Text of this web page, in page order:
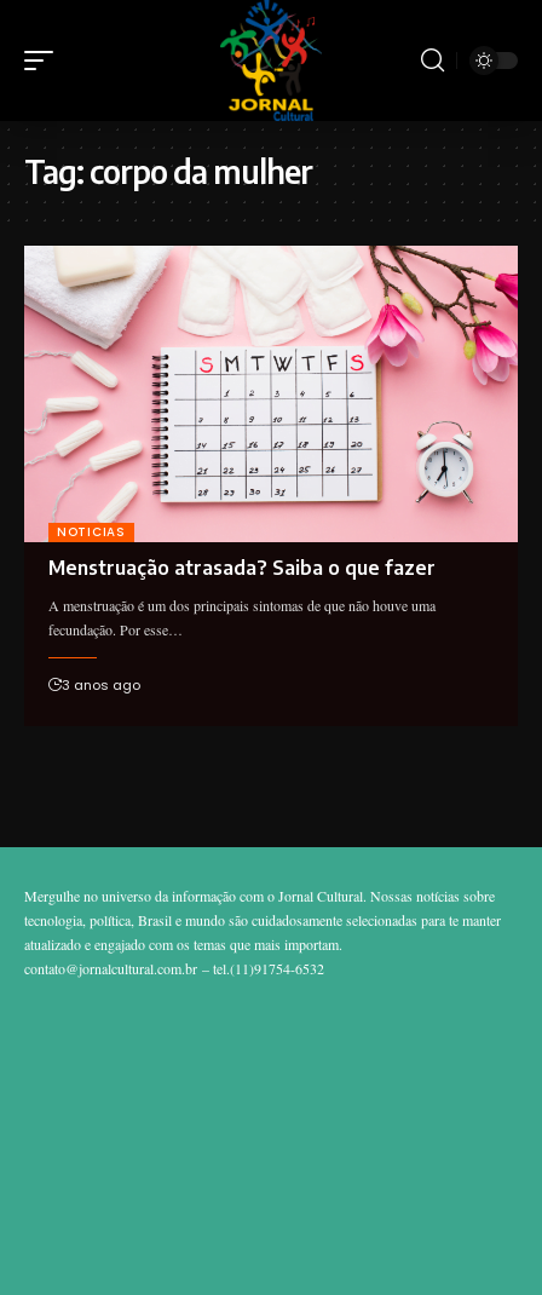
Tag:corpo da mulher
NOTICIAS
Menstruação atrasada? Saiba o que fazer
A menstruação é um dos principais sintomas de que não houve uma
fecundação. Por esse…
3 anos ago
Mergulhe no universo da informação com o Jornal Cultural. Nossas notícias sobre
tecnologia, política, Brasil e mundo são cuidadosamente selecionadas para te manter
atualizado e engajado com os temas que mais importam.
contato@jornalcultural.com.br – tel.(11)91754-6532